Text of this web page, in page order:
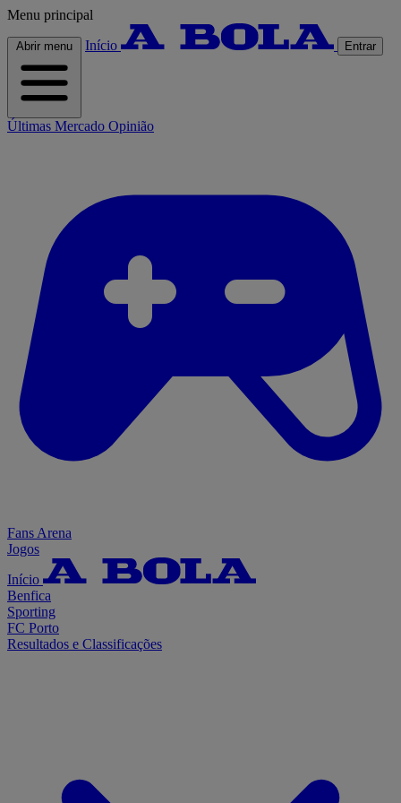
Menu principal
Abrir menu Início Entrar
Últimas Mercado Opinião
Fans Arena
Jogos
Início
Benfica
Sporting
FC Porto
Resultados e Classificações